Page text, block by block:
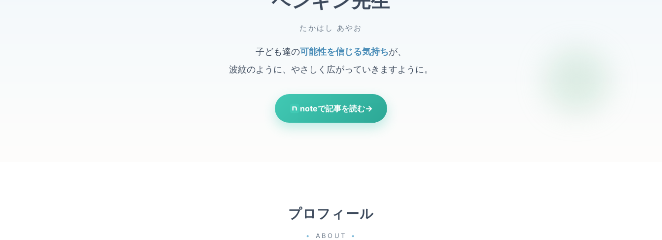
たかはし あやお
子ども達の可能性を信じる気持ちが、
波紋のように、やさしく広がっていきますように。
noteで記事を読む→
プロフィール
ABOUT